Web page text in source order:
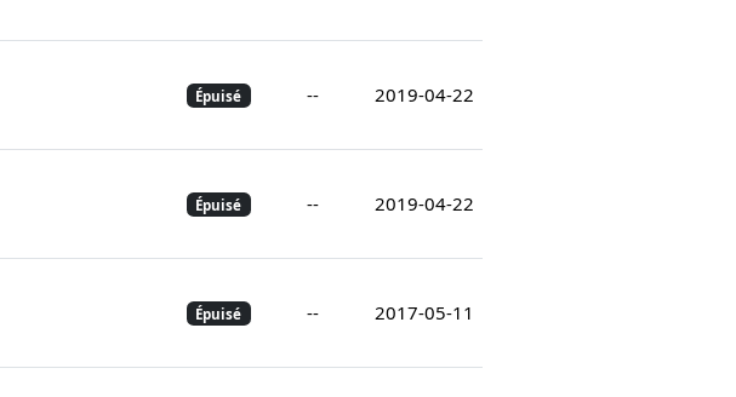
Épuisé -- 2019-04-22
Épuisé -- 2019-04-22
Épuisé -- 2017-05-11